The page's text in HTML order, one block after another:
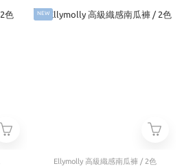
NEW
Ellymolly 高級織感南瓜褲 / 2色